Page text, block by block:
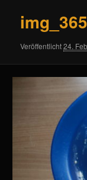
Veröffentlicht24.